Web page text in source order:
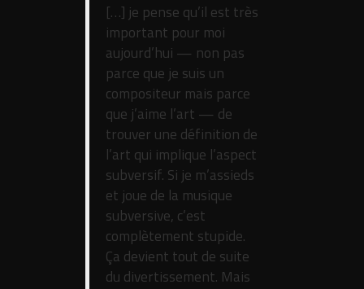
[…] je pense qu’il est très
important pour moi
aujourd’hui — non pas
parce que je suis un
compositeur mais parce
que j’aime l’art — de
trouver une définition de
l’art qui implique l’aspect
subversif. Si je m’assieds
et joue de la musique
subversive, c’est
complètement stupide.
Ça devient tout de suite
du divertissement. Mais